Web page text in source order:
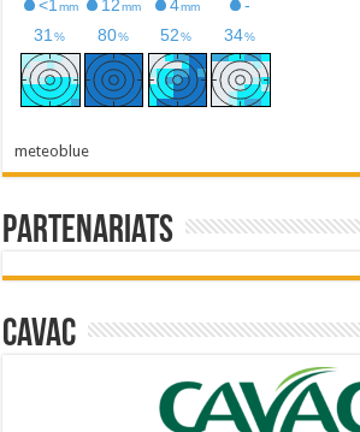
meteoblue
Partenariats
Cavac